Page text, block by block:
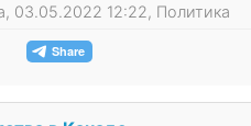
03.05.2022 12:22, Политика